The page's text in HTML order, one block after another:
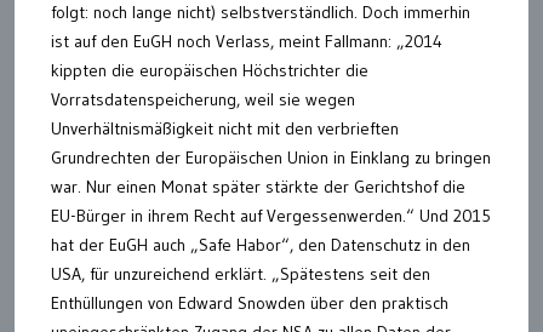
folgt: noch lange nicht) selbstverständlich. Doch immerhin
ist auf den EuGH noch Verlass, meint Fallmann: „2014
kippten die europäischen Höchstrichter die
Vorratsdatenspeicherung, weil sie wegen
Unverhältnismäßigkeit nicht mit den verbrieften
Grundrechten der Europäischen Union in Einklang zu bringen
war. Nur einen Monat später stärkte der Gerichtshof die
EU-Bürger in ihrem Recht auf Vergessenwerden.“ Und 2015
hat der EuGH auch „Safe Habor“, den Datenschutz in den
USA, für unzureichend erklärt. „Spätestens seit den
Enthüllungen von Edward Snowden über den praktisch